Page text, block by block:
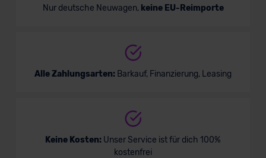
Nur deutsche Neuwagen, keine EU-Reimporte
Alle Zahlungsarten: Barkauf, Finanzierung, Leasing
Keine Kosten: Unser Service ist für dich 100%
kostenfrei